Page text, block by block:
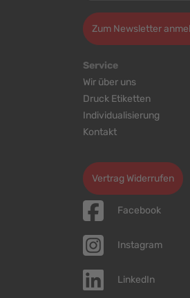
Zum Newsletter
Service
Wir über uns
Druck Etiketten
Individualisierung
Kontakt
Vertrag Widerrufen
Facebook
Instagram
LinkedIn